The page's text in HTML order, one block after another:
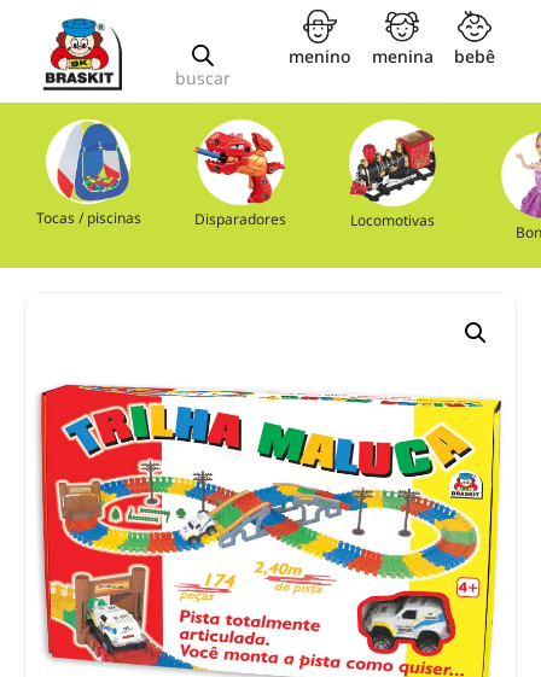
buscar
menino menina bebê
Tocas / piscinas Disparadores Locomotivas